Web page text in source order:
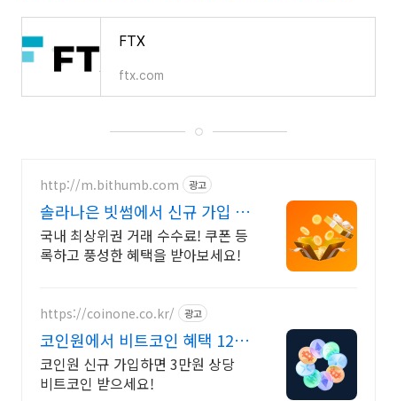
FTX
ftx.com
http://m.bithumb.com 광고
솔라나은 빗썸에서 신규 가입 시
5만원 혜택
국내 최상위권 거래 수수료! 쿠폰 등
록하고 풍성한 혜택을 받아보세요!
https://coinone.co.kr/ 광고
코인원에서 비트코인 혜택 12년
무사고 거래소
코인원 신규 가입하면 3만원 상당
비트코인 받으세요!